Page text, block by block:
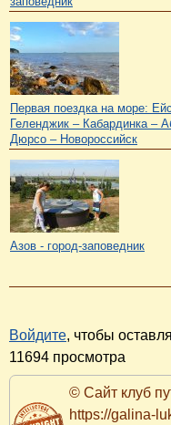
Первая поездка на море:
Геленджик – Кабардинка –
Дюрсо – Новороссийск
Азов - город-заповедник
Войдите, чтобы
11694 просмотра
© Сайт клуб
https://galina-